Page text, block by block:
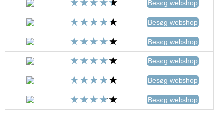
Besøg webshop
Besøg webshop
Besøg webshop
Besøg webshop
Besøg webshop
Besøg webshop